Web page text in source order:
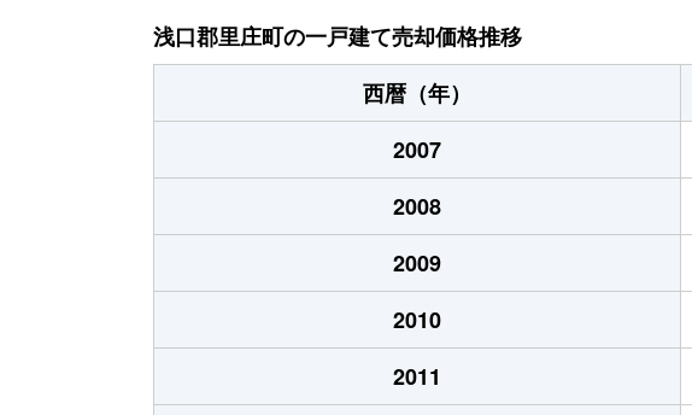
浅口郡里庄町の一戸建て売却価格推移
西暦（年）
2007
2008
2009
2010
2011